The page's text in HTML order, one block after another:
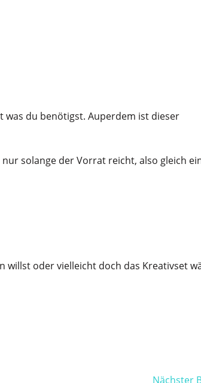
was du benötigst. Auperdem ist dieser
solange der Vorrat reicht, also gleich
oder vielleicht doch das Kreativset
Nächster